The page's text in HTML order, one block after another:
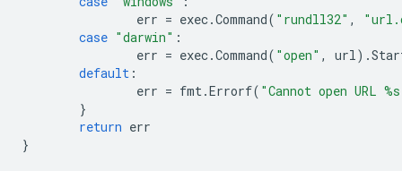
err = exec.Command( "rundll32" ,
case "darwin" :
err = exec.Command( "open" , url).
default :
err = fmt.Errorf( "Cannot open URL
}
return err
}